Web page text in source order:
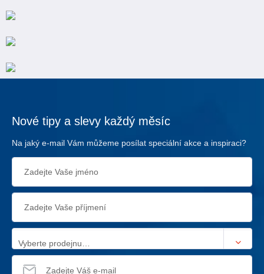
Nové tipy a slevy každý měsíc
Na jaký e-mail Vám můžeme posílat speciální akce a inspiraci?
Vyberte prodejnu…